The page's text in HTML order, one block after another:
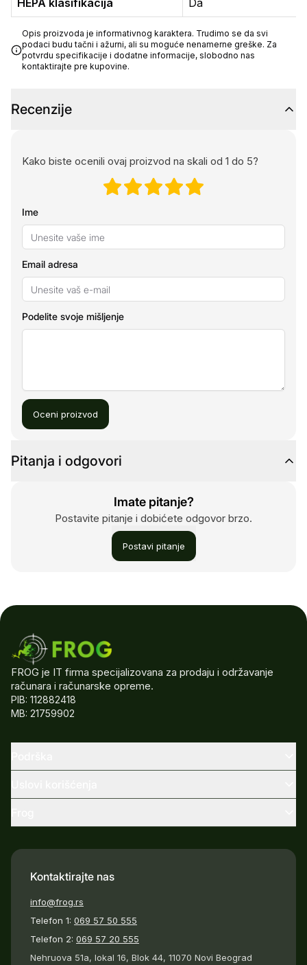
HEPA klasifikacija Da
Opis proizvoda je informativnog karaktera. Trudimo se da svi
podaci budu tačni i ažurni, ali su moguće nenamerne greške. Za
potvrdu specifikacije i dodatne informacije, slobodno nas
kontaktirajte pre kupovine.
Recenzije
Kako biste ocenili ovaj proizvod na skali od 1 do 5?
Ime
Email adresa
Podelite svoje mišljenje
Oceni proizvod
Pitanja i odgovori
Imate pitanje?
Postavite pitanje i dobićete odgovor brzo.
Postavi pitanje
FROG je IT firma specijalizovana za prodaju i održavanje
računara i računarske opreme.
PIB: 112882418
MB: 21759902
Kontaktirajte nas
info@frog.rs
Telefon 1: 069 57 50 555
Telefon 2: 069 57 20 555
Nehruova 51a, lokal 16, Blok 44, 11070 Novi Beograd